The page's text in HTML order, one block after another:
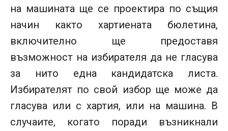
на машината ще се проектира по същия
начин както хартиената бюлетина,
включително ще предоставя
възможност на избирателя да не гласува
за нито една кандидатска листа.
Избирателят по свой избор ще може да
гласува или с хартия, или на машина. В
случаите, когато поради възникнали